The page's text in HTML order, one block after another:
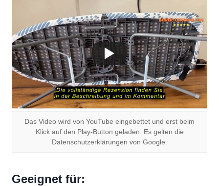
Das Video wird von YouTube eingebettet und erst beim
Klick auf den Play-Button geladen. Es gelten die
Datenschutzerklärungen von Google.
Geeignet für: